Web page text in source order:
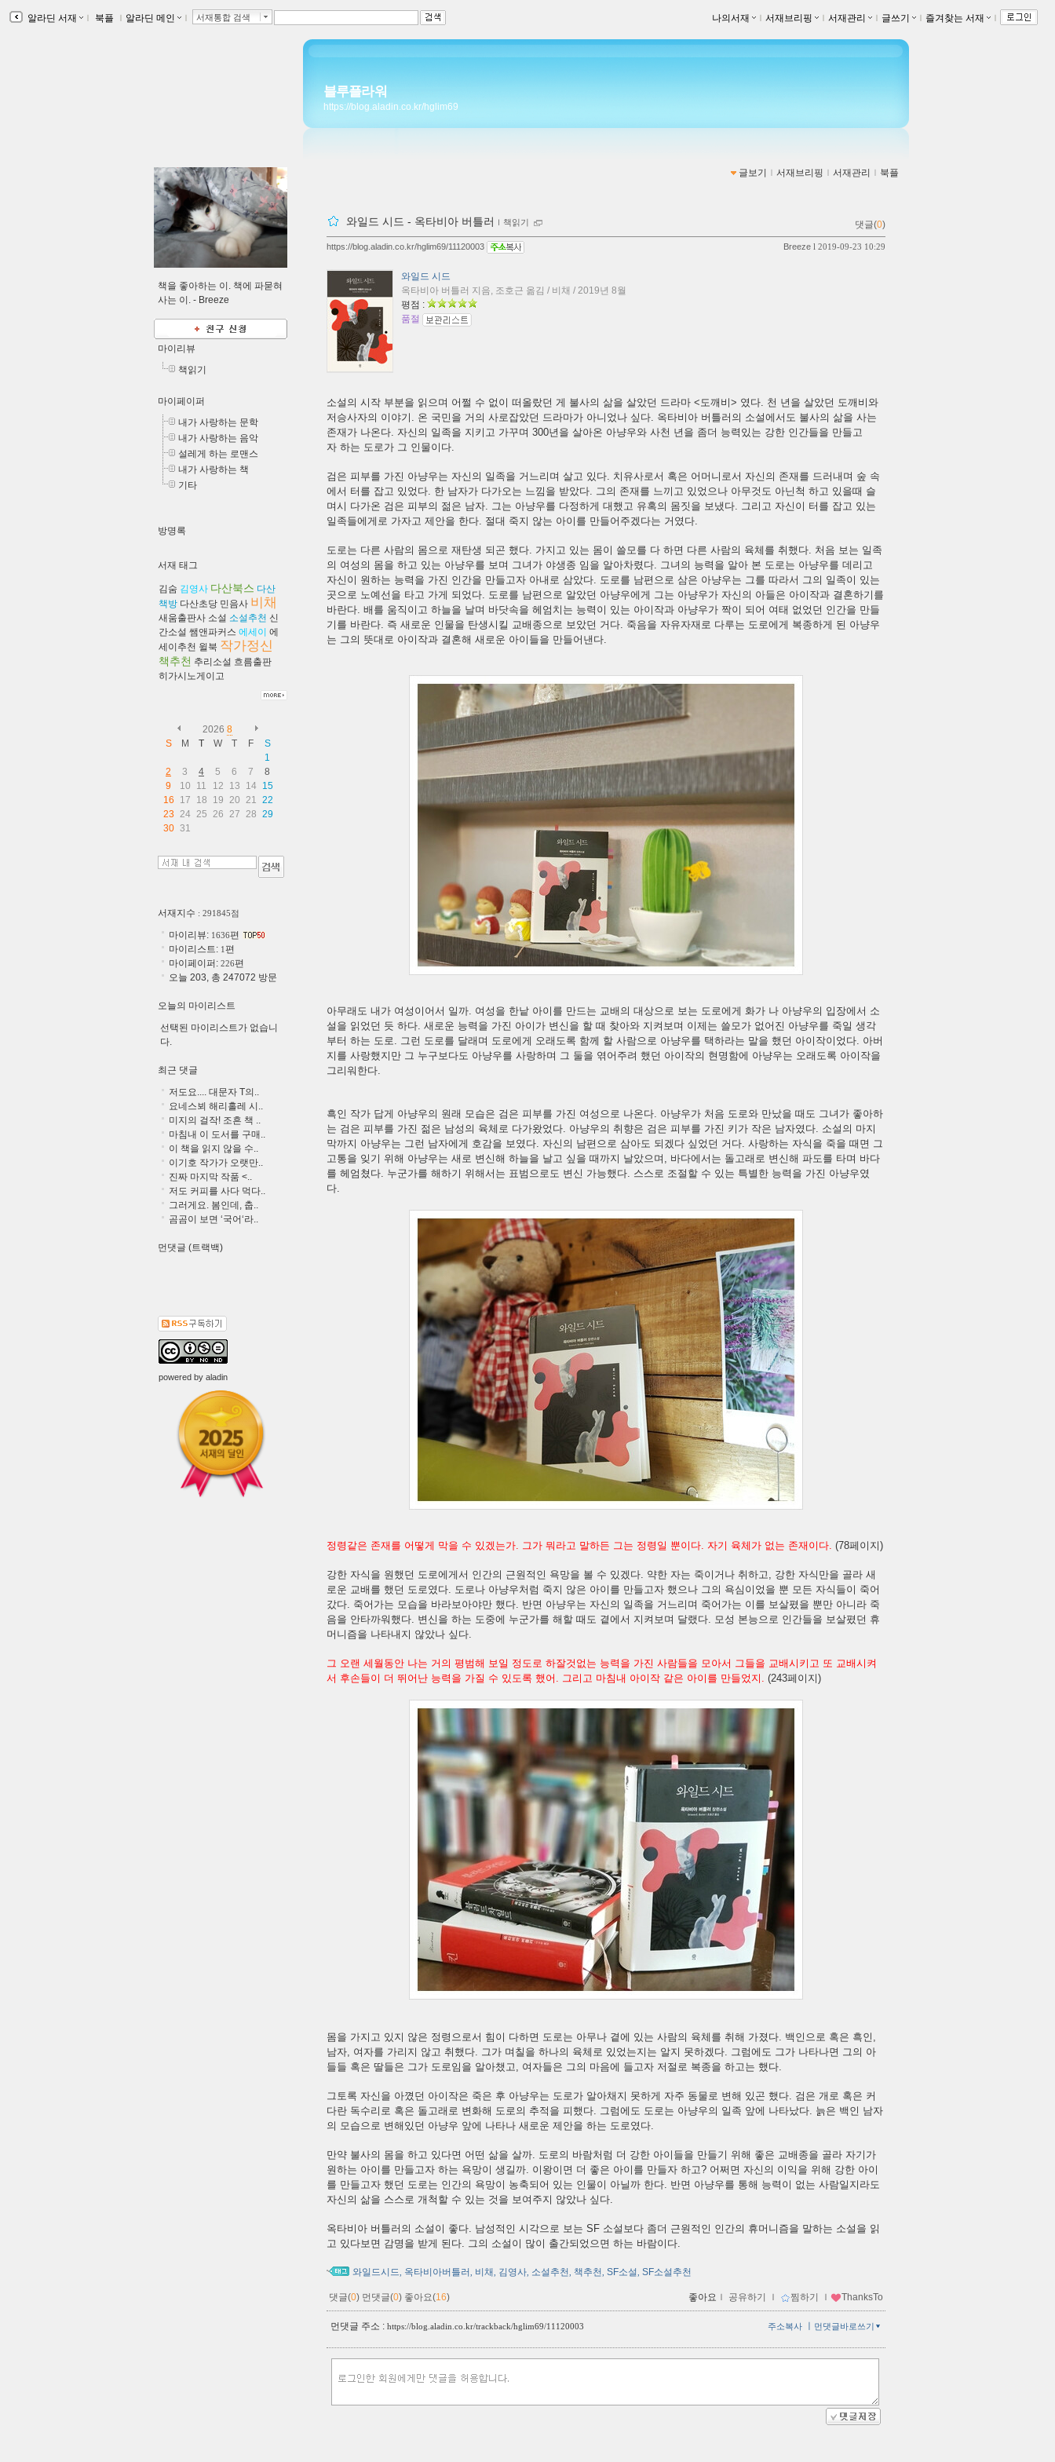
알라딘 서재 ｌ 북플 ｌ 알라딘 메인 ｌ 서재통합 검색 나의서재 ｌ 서재브리핑 ｌ 서재관리 ｌ 글쓰기 ｌ 즐겨찾는 서재 ｌ
블루플라워
https://blog.aladin.co.kr/hglim69
글보기 ｌ 서재브리핑 ｌ 서재관리 ｌ 북플
와일드 시드 - 옥타비아 버틀러 ｌ 책읽기 댓글(0)
Breeze l 2019-09-23 10:29
https://blog.aladin.co.kr/hglim69/11120003
와일드 시드
옥타비아 버틀러 지음, 조호근 옮김 / 비채 / 2019년 8월
평점 :
품절
소설의 시작 부분을 읽으며 어쩔 수 없이 떠올랐던 게 불사의 삶을 살았던 드라마 <도깨비> 였다. 천 년을 살았던 도깨비와
저승사자의 이야기. 온 국민을 거의 사로잡았던 드라마가 아니었나 싶다. 옥타비아 버틀러의 소설에서도 불사의 삶을 사는
존재가 나온다. 자신의 일족을 지키고 가꾸며 300년을 살아온 아냥우와 사천 년을 좀더 능력있는 강한 인간들을 만들고
자 하는 도로가 그 인물이다.
검은 피부를 가진 아냥우는 자신의 일족을 거느리며 살고 있다. 치유사로서 혹은 어머니로서 자신의 존재를 드러내며 숲 속
에서 터를 잡고 있었다. 한 남자가 다가오는 느낌을 받았다. 그의 존재를 느끼고 있었으나 아무것도 아닌척 하고 있을때 슬
며시 다가온 검은 피부의 젊은 남자. 그는 아냥우를 다정하게 대했고 유혹의 몸짓을 보냈다. 그리고 자신이 터를 잡고 있는
일족들에게로 가자고 제안을 한다. 절대 죽지 않는 아이를 만들어주겠다는 거였다.
도로는 다른 사람의 몸으로 재탄생 되곤 했다. 가지고 있는 몸이 쓸모를 다 하면 다른 사람의 육체를 취했다. 처음 보는 일족
의 여성의 몸을 하고 있는 아냥우를 보며 그녀가 야생종 임을 알아차렸다. 그녀의 능력을 알아 본 도로는 아냥우를 데리고
자신이 원하는 능력을 가진 인간을 만들고자 아내로 삼았다. 도로를 남편으로 삼은 아냥우는 그를 따라서 그의 일족이 있는
곳으로 노예선을 타고 가게 되었다. 도로를 남편으로 알았던 아냥우에게 그는 아냥우가 자신의 아들은 아이작과 결혼하기를
바란다. 배를 움직이고 하늘을 날며 바닷속을 헤엄치는 능력이 있는 아이작과 아냥우가 짝이 되어 여태 없었던 인간을 만들
기를 바란다. 즉 새로운 인물을 탄생시킬 교배종으로 보았던 거다. 죽음을 자유자재로 다루는 도로에게 복종하게 된 아냥우
는 그의 뜻대로 아이작과 결혼해 새로운 아이들을 만들어낸다.
아무래도 내가 여성이어서 일까. 여성을 한낱 아이를 만드는 교배의 대상으로 보는 도로에게 화가 나 아냥우의 입장에서 소
설을 읽었던 듯 하다. 새로운 능력을 가진 아이가 변신을 할 때 찾아와 지켜보며 이제는 쓸모가 없어진 아냥우를 죽일 생각
부터 하는 도로. 그런 도로를 달래며 도로에게 오래도록 함께 할 사람으로 아냥우를 택하라는 말을 했던 아이작이었다. 아버
지를 사랑했지만 그 누구보다도 아냥우를 사랑하며 그 둘을 엮어주려 했던 아이작의 현명함에 아냥우는 오래도록 아이작을
그리워한다.
흑인 작가 답게 아냥우의 원래 모습은 검은 피부를 가진 여성으로 나온다. 아냥우가 처음 도로와 만났을 때도 그녀가 좋아하
는 검은 피부를 가진 젊은 남성의 육체로 다가왔었다. 아냥우의 취향은 검은 피부를 가진 키가 작은 남자였다. 소설의 마지
막까지 아냥우는 그런 남자에게 호감을 보였다. 자신의 남편으로 삼아도 되겠다 싶었던 거다. 사랑하는 자식을 죽을 때면 그
고통을 잊기 위해 아냥우는 새로 변신해 하늘을 날고 싶을 때까지 날았으며, 바다에서는 돌고래로 변신해 파도를 타며 바다
를 헤엄쳤다. 누군가를 해하기 위해서는 표범으로도 변신 가능했다. 스스로 조절할 수 있는 특별한 능력을 가진 아냥우였
다.
정령같은 존재를 어떻게 막을 수 있겠는가. 그가 뭐라고 말하든 그는 정령일 뿐이다. 자기 육체가 없는 존재이다. (78페이지)
강한 자식을 원했던 도로에게서 인간의 근원적인 욕망을 볼 수 있겠다. 약한 자는 죽이거나 취하고, 강한 자식만을 골라 새
로운 교배를 했던 도로였다. 도로나 아냥우처럼 죽지 않은 아이를 만들고자 했으나 그의 욕심이었을 뿐 모든 자식들이 죽어
갔다. 죽어가는 모습을 바라보아야만 했다. 반면 아냥우는 자신의 일족을 거느리며 죽어가는 이를 보살폈을 뿐만 아니라 죽
음을 안타까워했다. 변신을 하는 도중에 누군가를 해할 때도 곁에서 지켜보며 달랬다. 모성 본능으로 인간들을 보살폈던 휴
머니즘을 나타내지 않았나 싶다.
그 오랜 세월동안 나는 거의 평범해 보일 정도로 하잘것없는 능력을 가진 사람들을 모아서 그들을 교배시키고 또 교배시켜
서 후손들이 더 뛰어난 능력을 가질 수 있도록 했어. 그리고 마침내 아이작 같은 아이를 만들었지. (243페이지)
몸을 가지고 있지 않은 정령으로서 힘이 다하면 도로는 아무나 곁에 있는 사람의 육체를 취해 가졌다. 백인으로 혹은 흑인,
남자, 여자를 가리지 않고 취했다. 그가 며칠을 하나의 육체로 있었는지는 알지 못하겠다. 그럼에도 그가 나타나면 그의 아
들들 혹은 딸들은 그가 도로임을 알아챘고, 여자들은 그의 마음에 들고자 저절로 복종을 하고는 했다.
그토록 자신을 아꼈던 아이작은 죽은 후 아냥우는 도로가 알아채지 못하게 자주 동물로 변해 있곤 했다. 검은 개로 혹은 커
다란 독수리로 혹은 돌고래로 변화해 도로의 추적을 피했다. 그럼에도 도로는 아냥우의 일족 앞에 나타났다. 늙은 백인 남자
의 모습으로 변해있던 아냥우 앞에 나타나 새로운 제안을 하는 도로였다.
만약 불사의 몸을 하고 있다면 어떤 삶을 살까. 도로의 바람처럼 더 강한 아이들을 만들기 위해 좋은 교배종을 골라 자기가
원하는 아이를 만들고자 하는 욕망이 생길까. 이왕이면 더 좋은 아이를 만들자 하고? 어쩌면 자신의 이익을 위해 강한 아이
를 만들고자 했던 도로는 인간의 욕망이 농축되어 있는 인물이 아닐까 한다. 반면 아냥우를 통해 능력이 없는 사람일지라도
자신의 삶을 스스로 개척할 수 있는 것을 보여주지 않았나 싶다.
옥타비아 버틀러의 소설이 좋다. 남성적인 시각으로 보는 SF 소설보다 좀더 근원적인 인간의 휴머니즘을 말하는 소설을 읽
고 있다보면 감명을 받게 된다. 그의 소설이 많이 출간되었으면 하는 바람이다.
와일드시드, 옥타비아버틀러, 비채, 김영사, 소설추천, 책추천, SF소설, SF소설추천
댓글(0) 먼댓글(0) 좋아요(16) 좋아요 ｌ 공유하기 ｌ 찜하기 ｌ ThanksTo
먼댓글 주소 : https://blog.aladin.co.kr/trackback/hglim69/11120003 먼댓글바로쓰기
주소복사
책을 좋아하는 이. 책에 파묻혀
사는 이. - Breeze
마이리뷰
책읽기
마이페이퍼
내가 사랑하는 문학
내가 사랑하는 음악
설레게 하는 로맨스
내가 사랑하는 책
기타
방명록
서재 태그
김숨 김영사 다산북스 다산
책방 다산초당 민음사 비채
새움출판사 소설 소설추천 신
간소설 쌤앤파커스 에세이 에
세이추천 윌북 작가정신
책추천 추리소설 흐름출판
히가시노게이고
2026 8
S
M T W T F
S
1
2
3 4 5 6 7
8
9
10 11 12 13 14
15
16
17 18 19 20 21
22
23
24 25 26 27 28 29
30 31
서재지수 : 291845점
마이리뷰: 1636편
마이리스트: 1 편
마이페이퍼: 226편
오늘 203, 총 247072 방문
오늘의 마이리스트
선택된 마이리스트가 없습니
다.
최근 댓글
저도요.... 대문자 T의..
요네스뵈 해리홀레 시..
미지의 걸작! 조흔 책 ..
마침내 이 도서를 구매..
이 책을 읽지 않을 수..
이기호 작가가 오랫만..
진짜 마지막 작품 <..
저도 커피를 사다 먹다..
그러게요. 봄인데, 춥..
곰곰이 보면 ‘국어‘라..
먼댓글 (트랙백)
powered by aladin